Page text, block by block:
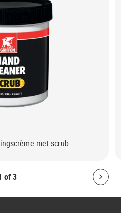
of 3
met scrub